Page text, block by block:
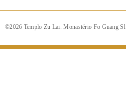
©2026 Templo Zu Lai. Monastério Fo Guang